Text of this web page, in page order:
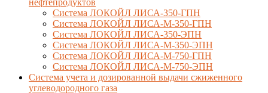
Система ЛОКОЙЛ ЛИСА-350-ГПН
Система ЛОКОЙЛ ЛИСА-М-350-ГПН
Система ЛОКОЙЛ ЛИСА-350-ЭПН
Система ЛОКОЙЛ ЛИСА-М-350-ЭПН
Система ЛОКОЙЛ ЛИСА-М-750-ГПН
Система ЛОКОЙЛ ЛИСА-М-750-ЭПН
Система учета и дозированной выдачи сжиженного
углеводородного газа